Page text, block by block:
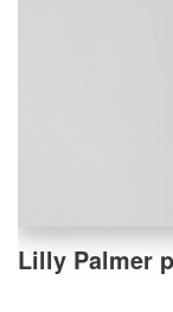
Lilly Palmer